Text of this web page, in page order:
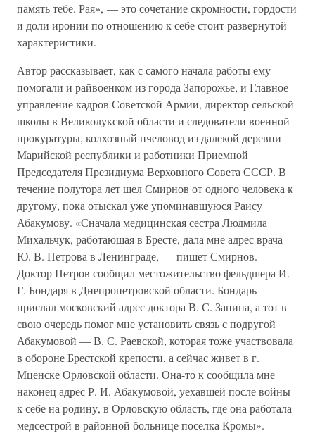
память тебе. Рая», — это сочетание скромности, гордости
и доли иронии по отношению к себе стоит развернутой
характеристики.
Автор рассказывает, как с самого начала работы ему
помогали и райвоенком из города Запорожье, и Главное
управление кадров Советской Армии, директор сельской
школы в Великолукской области и следователи военной
прокуратуры, колхозный пчеловод из далекой деревни
Марийской республики и работники Приемной
Председателя Президиума Верховного Совета СССР. В
течение полутора лет шел Смирнов от одного человека к
другому, пока отыскал уже упоминавшуюся Раису
Абакумову. «Сначала медицинская сестра Людмила
Михальчук, работающая в Бресте, дала мне адрес врача
Ю. В. Петрова в Ленинграде, — пишет Смирнов. —
Доктор Петров сообщил местожительство фельдшера И.
Г. Бондаря в Днепропетровской области. Бондарь
прислал московский адрес доктора В. С. Занина, а тот в
свою очередь помог мне установить связь с подругой
Абакумовой — В. С. Раевской, которая тоже участвовала
в обороне Брестской крепости, а сейчас живет в г.
Мценске Орловской области. Она-то к сообщила мне
наконец адрес Р. И. Абакумовой, уехавшей после войны
к себе на родину, в Орловскую область, где она работала
медсестрой в районной больнице поселка Кромы».